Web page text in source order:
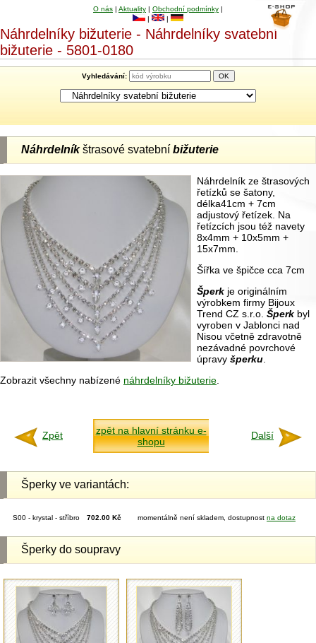
O nás | Aktuality | Obchodní podmínky |
|
|
Náhrdelníky bižuterie - Náhrdelníky svatební
bižuterie - 5801-0180
Vyhledávání:
Náhrdelníkštrasové svatební bižuterie
Náhrdelník ze štrasových
řetízků se šatony,
délka41cm + 7cm
adjustový řetízek. Na
řetízcích jsou též navety
8x4mm + 10x5mm +
15x7mm.
Šířka ve špičce cca 7cm
Šperkje originálním
výrobkem firmy Bijoux
Trend CZ s.r.o. Šperkbyl
vyroben v Jablonci nad
Nisou včetně zdravotně
nezávadné povrchové
úpravy šperku.
Zobrazit všechny nabízené náhrdelníky bižuterie
Zpět
zpět na hlavní stránku e-
shopu
Další
Šperky ve variantách:
S00 - krystal - stříbro 702.00 Kč momentálně není skladem, dostupnost na dotaz
Šperky do soupravy